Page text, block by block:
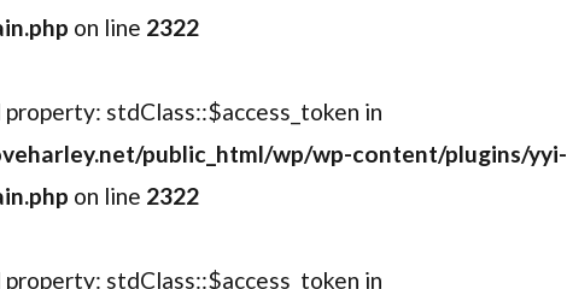
on line 2322
stdClass::$access_token in
public_html/wp/wp-content/plugins/yyi-
on line 2322
stdClass::$access_token in